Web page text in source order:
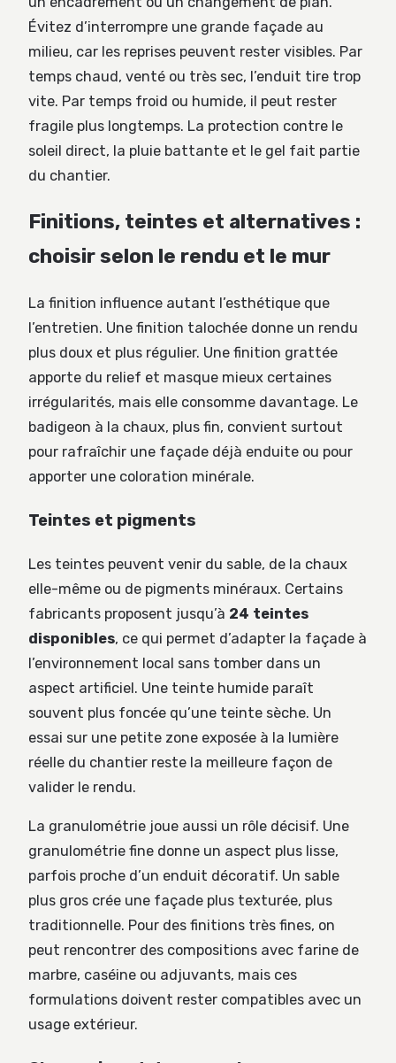
Évitez d’interrompre une grande façade au
milieu, car les reprises peuvent rester visibles. Par
temps chaud, venté ou très sec, l’enduit tire trop
vite. Par temps froid ou humide, il peut rester
fragile plus longtemps. La protection contre le
soleil direct, la pluie battante et le gel fait partie
du chantier.
Finitions, teintes et alternatives :
choisir selon le rendu et le mur
La finition influence autant l’esthétique que
l’entretien. Une finition talochée donne un rendu
plus doux et plus régulier. Une finition grattée
apporte du relief et masque mieux certaines
irrégularités, mais elle consomme davantage. Le
badigeon à la chaux, plus fin, convient surtout
pour rafraîchir une façade déjà enduite ou pour
apporter une coloration minérale.
Teintes et pigments
Les teintes peuvent venir du sable, de la chaux
elle-même ou de pigments minéraux. Certains
fabricants proposent jusqu’à 24 teintes
disponibles, ce qui permet d’adapter la façade à
l’environnement local sans tomber dans un
aspect artificiel. Une teinte humide paraît
souvent plus foncée qu’une teinte sèche. Un
essai sur une petite zone exposée à la lumière
réelle du chantier reste la meilleure façon de
valider le rendu.
La granulométrie joue aussi un rôle décisif. Une
granulométrie fine donne un aspect plus lisse,
parfois proche d’un enduit décoratif. Un sable
plus gros crée une façade plus texturée, plus
traditionnelle. Pour des finitions très fines, on
peut rencontrer des compositions avec farine de
marbre, caséine ou adjuvants, mais ces
formulations doivent rester compatibles avec un
usage extérieur.